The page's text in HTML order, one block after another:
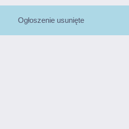
Ogłoszenie usunięte